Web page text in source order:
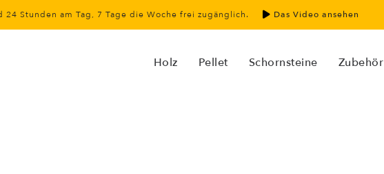
24 Stunden am Tag, 7 Tage die Woche frei zugänglich. Das Video ansehen
Holz Pellet Schornsteine Zubehör